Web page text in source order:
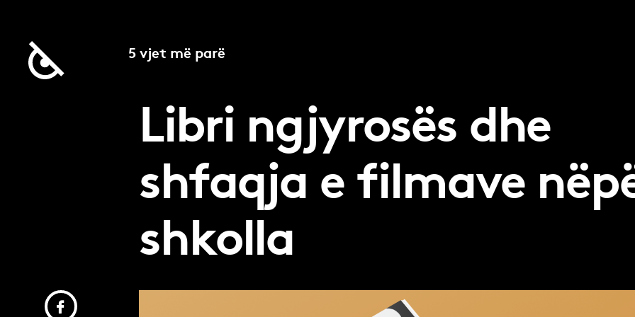
5 vjet më parë
Libri ngjyrosës dhe
shfaqja e filmave
shkolla